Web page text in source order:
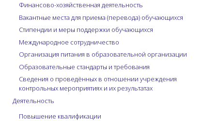
Финансово-хозяйственная деятельность
Вакантные места для приема (перевода) обучающихся
Стипендии и меры поддержки обучающихся
Международное сотрудничество
Организация питания в образовательной организации
Образовательные стандарты и требования
Сведения о проведённых в отношении учреждения
контрольных мероприятиях и их результатах
Деятельность
Повышение квалификации